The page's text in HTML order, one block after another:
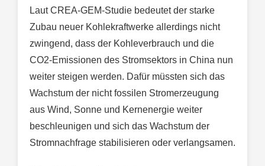
Laut CREA-GEM-Studie bedeutet der starke
Zubau neuer Kohlekraftwerke allerdings nicht
zwingend, dass der Kohleverbrauch und die
CO2-Emissionen des Stromsektors in China nun
weiter steigen werden. Dafür müssten sich das
Wachstum der nicht fossilen Stromerzeugung
aus Wind, Sonne und Kernenergie weiter
beschleunigen und sich das Wachstum der
Stromnachfrage stabilisieren oder verlangsamen.